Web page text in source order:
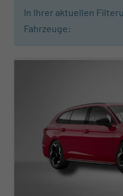
In Ihrer aktuellen
Fahrzeuge:
ab 529,– € mtl.